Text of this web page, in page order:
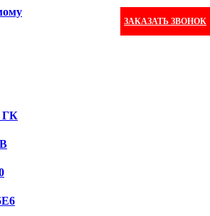
ЗАКАЗАТЬ ЗВОНОК
ГК